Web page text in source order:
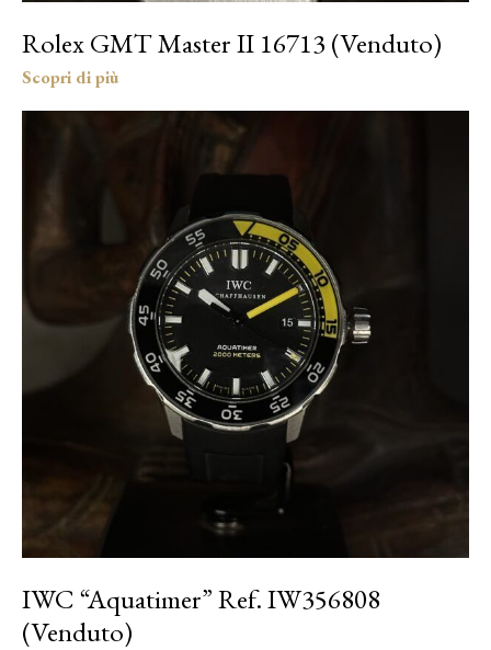
Rolex GMT Master II 16713 (Venduto)
IWC “Aquatimer” Ref. IW356808
(Venduto)